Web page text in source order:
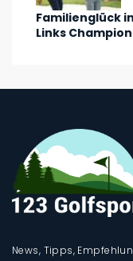
Familienglück
Links
News, Tipps,